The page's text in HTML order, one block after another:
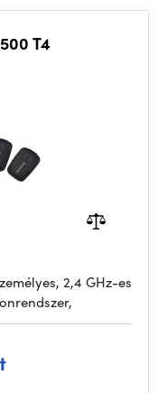
T4
2,4 GHz-es